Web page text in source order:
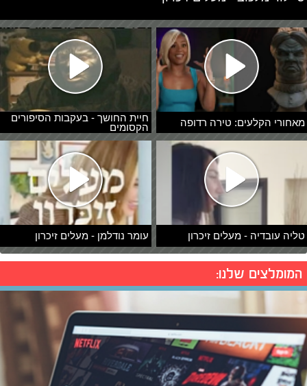
מאחורי הקלעים: טירה רדופה
חיית החושך - בעקבות הסיפורים
הקסומים
טליה עובדיה - מעלים זיכרון עומר נודלמן - מעלים זיכרון
המומלצים שלנו: